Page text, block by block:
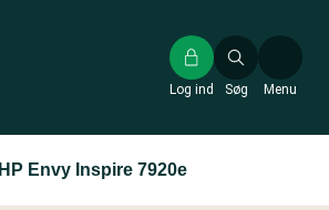
Søg
Log ind Menu
HP Envy Inspire 7920e